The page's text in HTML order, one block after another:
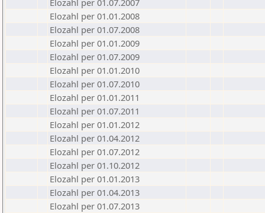
Elozahl per 01.07.2007
Elozahl per 01.01.2008
Elozahl per 01.07.2008
Elozahl per 01.01.2009
Elozahl per 01.07.2009
Elozahl per 01.01.2010
Elozahl per 01.07.2010
Elozahl per 01.01.2011
Elozahl per 01.07.2011
Elozahl per 01.01.2012
Elozahl per 01.04.2012
Elozahl per 01.07.2012
Elozahl per 01.10.2012
Elozahl per 01.01.2013
Elozahl per 01.04.2013
Elozahl per 01.07.2013